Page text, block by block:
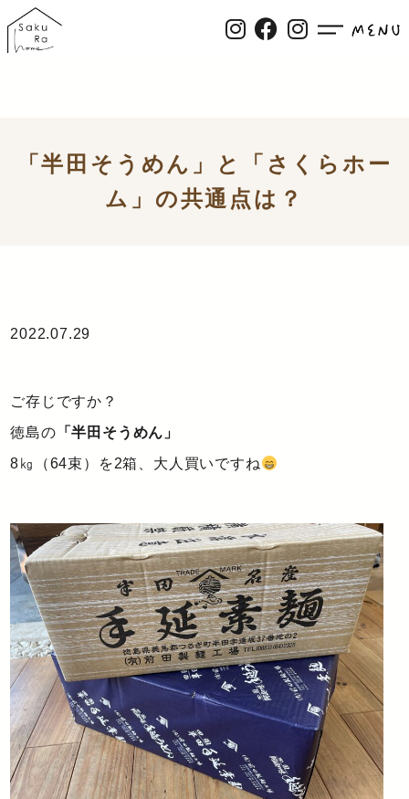
「半田そうめん」と「さくらホー
ム」の共通点は？
2022.07.29
ご存じですか？
徳島の 「半田そうめん」
8㎏（64束）を2箱、大人買いですね